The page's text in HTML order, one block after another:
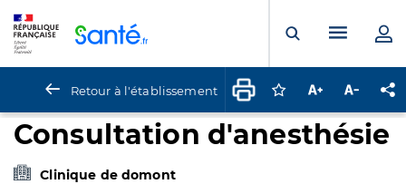
Ouvrir laMenu
Retour à l'établissement Connectez-vous
Augmenter la
Consultation d'anesthésie
Clinique de domont